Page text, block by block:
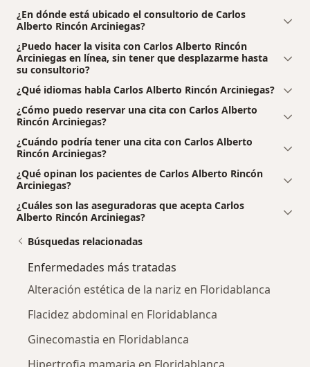
¿En dónde está ubicado el consultorio de Carlos
Alberto Rincón Arciniegas?
¿Puedo hacer la visita con Carlos Alberto Rincón
Arciniegas en línea, sin tener que desplazarme hasta
su consultorio?
¿Qué idiomas habla Carlos Alberto Rincón Arciniegas?
¿Cómo puedo reservar una cita con Carlos Alberto
Rincón Arciniegas?
¿Cuándo podría tener una cita con Carlos Alberto
Rincón Arciniegas?
¿Qué opinan los pacientes de Carlos Alberto Rincón
Arciniegas?
¿Cuáles son las aseguradoras que acepta Carlos
Alberto Rincón Arciniegas?
Búsquedas relacionadas
Enfermedades más tratadas
Alteración estética de la nariz en Floridablanca
Flacidez abdominal en Floridablanca
Ginecomastia en Floridablanca